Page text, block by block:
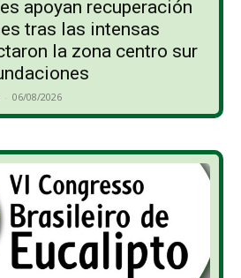
apoyan recuperación
tras las intensas
la zona centro sur
- 06/08/2026